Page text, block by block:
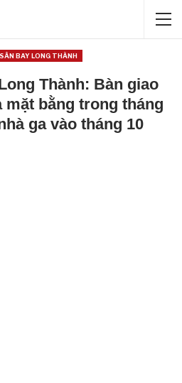
SÂN BAY LONG THÀNH
Thành: Bàn giao
mặt bằng trong tháng
ga vào tháng 10